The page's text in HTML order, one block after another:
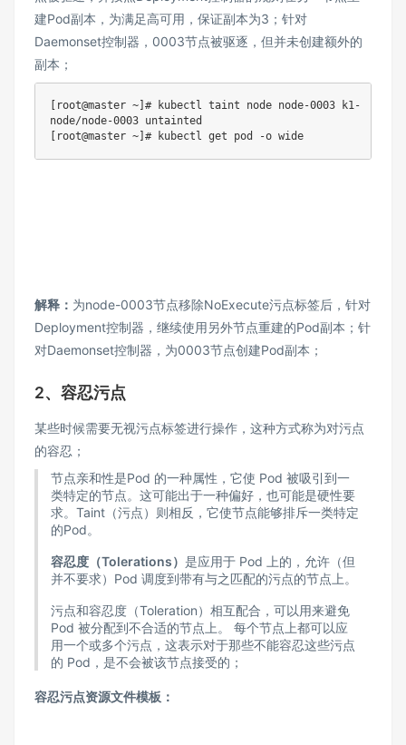
建Pod副本，为满足高可用，保证副本为3；针对
Daemonset控制器，0003节点被驱逐，但并未创建额外的
副本；
[root@master ~]# kubectl taint node node-0003 k1-
node/node-0003 untainted
[root@master ~]# kubectl get pod -o wide
解释： 为node-0003节点移除NoExecute污点标签后，针对
Deployment控制器，继续使用另外节点重建的Pod副本；针
对Daemonset控制器，为0003节点创建Pod副本；
2、容忍污点
某些时候需要无视污点标签进行操作，这种方式称为对污点
的容忍；
节点亲和性是Pod 的一种属性，它使 Pod 被吸引到一
类特定的节点。这可能出于一种偏好，也可能是硬性要
求。Taint（污点）则相反，它使节点能够排斥一类特定
的Pod。
容忍度（Tolerations） 是应用于 Pod 上的，允许（但
并不要求）Pod 调度到带有与之匹配的污点的节点上。
污点和容忍度（Toleration）相互配合，可以用来避免
Pod 被分配到不合适的节点上。 每个节点上都可以应
用一个或多个污点，这表示对于那些不能容忍这些污点
的 Pod，是不会被该节点接受的；
容忍污点资源文件模板：